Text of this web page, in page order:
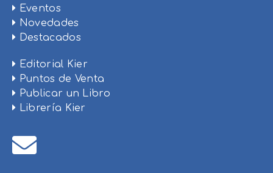
Eventos
Novedades
Destacados
Editorial Kier
Puntos de Venta
Publicar un Libro
Librería Kier